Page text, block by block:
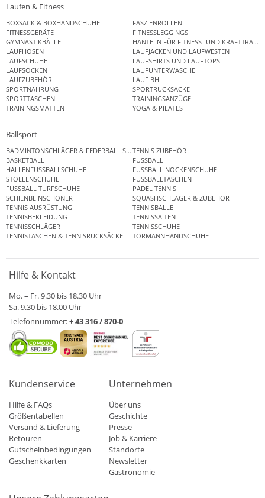
Laufen & Fitness
BOXSACK & BOXHANDSCHUHE
FASZIENROLLEN
FITNESSGERÄTE
FITNESSLEGGINGS
GYMNASTIKBÄLLE
HANTELN FÜR FITNESS- UND
LAUFHOSEN
LAUFJACKEN UND LAUFWESTEN
LAUFSCHUHE
LAUFSHIRTS UND LAUFTOPS
LAUFSOCKEN
LAUFUNTERWÄSCHE
LAUFZUBEHÖR
LAUF BH
SPORTNAHRUNG
SPORTRUCKSÄCKE
SPORTTASCHEN
TRAININGSANZÜGE
TRAININGSMATTEN
YOGA & PILATES
Ballsport
BADMINTONSCHLÄGER & FEDERBALL SETSTENNIS ZUBEHÖR
BASKETBALL
FUSSBALL
HALLENFUSSBALLSCHUHE
FUSSBALL NOCKENSCHUHE
STOLLENSCHUHE
FUSSBALLTASCHEN
FUSSBALL TURFSCHUHE
PADEL TENNIS
SCHIENBEINSCHONER
SQUASHSCHLÄGER & ZUBEHÖR
TENNIS AUSRÜSTUNG
TENNISBÄLLE
TENNISBEKLEIDUNG
TENNISSAITEN
TENNISSCHLÄGER
TENNISSCHUHE
TENNISTASCHEN & TENNISRUCKSÄCKE
TORMANNHANDSCHUHE
Hilfe & Kontakt
Mo. – Fr. 9.30 bis 18.30 Uhr
Sa. 9.30 bis 18.00 Uhr
Telefonnummer:+ 43 316 / 870-0
Kundenservice
Hilfe & FAQs
Größentabellen
Versand & Lieferung
Retouren
Gutscheinbedingungen
Geschenkkarten
Unternehmen
Über uns
Geschichte
Presse
Job & Karriere
Standorte
Newsletter
Gastronomie